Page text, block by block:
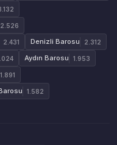
2.526
2.431 Denizli Barosu 2.312
Aydın Barosu 1.953
1.891
1.582